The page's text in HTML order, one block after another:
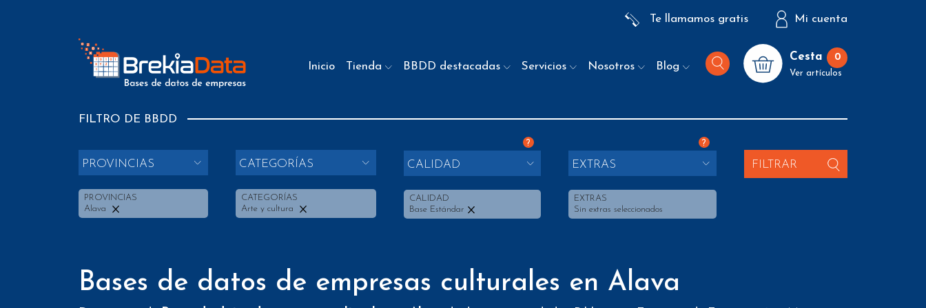
Te llamamos gratis Mi cuenta
Inicio Tienda BBDD destacadas Servicios Nosotros Blog
Cesta 0
Ver artículos
FILTRO DE BBDD
PROVINCIAS
PROVINCIAS
Alava
CATEGORÍAS
CATEGORÍAS
Arte y cultura
?
CALIDAD
CALIDAD
Base Estándar
?
EXTRAS
EXTRAS
Sin extras seleccionados
FILTRAR
Bases de datos de empresas culturales en Alava